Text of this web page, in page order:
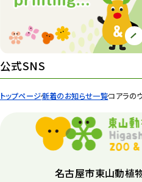
トップページ新着のお知らせ一覧コアラの
公式SNS
名古屋市東山動植